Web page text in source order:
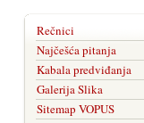
Rečnici
Najčešća pitanja
Kabala predviđanja
Galerija Slika
Sitemap VOPUS